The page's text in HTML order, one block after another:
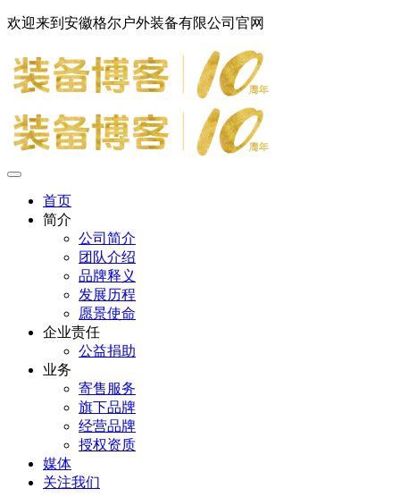
欢迎来到安徽格尔户外装备有限公司官网
首页
简介
公司简介
团队介绍
品牌释义
发展历程
愿景使命
企业责任
公益捐助
业务
寄售服务
旗下品牌
经营品牌
授权资质
媒体
关注我们